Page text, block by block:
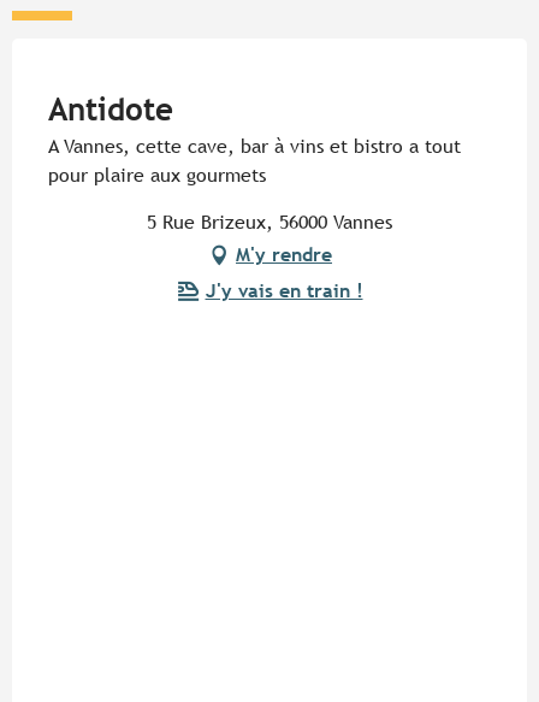
Antidote
A Vannes, cette cave, bar à vins et bistro a tout
pour plaire aux gourmets
5 Rue Brizeux, 56000 Vannes
M'y rendre
J'y vais en train !